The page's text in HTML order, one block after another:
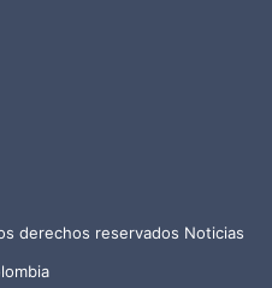
derechos reservados Noticias